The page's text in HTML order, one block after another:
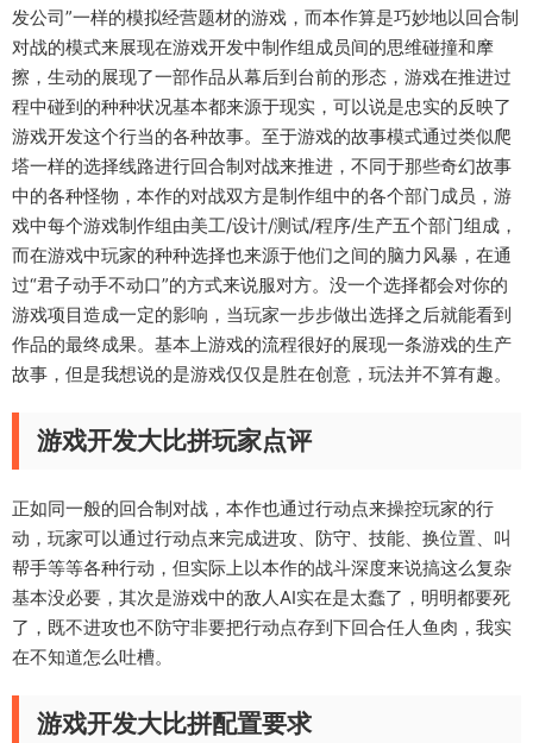
发公司”一样的模拟经营题材的游戏，而本作算是巧妙地以回合制
对战的模式来展现在游戏开发中制作组成员间的思维碰撞和摩
擦，生动的展现了一部作品从幕后到台前的形态，游戏在推进过
程中碰到的种种状况基本都来源于现实，可以说是忠实的反映了
游戏开发这个行当的各种故事。至于游戏的故事模式通过类似爬
塔一样的选择线路进行回合制对战来推进，不同于那些奇幻故事
中的各种怪物，本作的对战双方是制作组中的各个部门成员，游
戏中每个游戏制作组由美工/设计/测试/程序/生产五个部门组成，
而在游戏中玩家的种种选择也来源于他们之间的脑力风暴，在通
过“君子动手不动口”的方式来说服对方。没一个选择都会对你的
游戏项目造成一定的影响，当玩家一步步做出选择之后就能看到
作品的最终成果。基本上游戏的流程很好的展现一条游戏的生产
故事，但是我想说的是游戏仅仅是胜在创意，玩法并不算有趣。
游戏开发大比拼玩家点评
正如同一般的回合制对战，本作也通过行动点来操控玩家的行
动，玩家可以通过行动点来完成进攻、防守、技能、换位置、叫
帮手等等各种行动，但实际上以本作的战斗深度来说搞这么复杂
基本没必要，其次是游戏中的敌人AI实在是太蠢了，明明都要死
了，既不进攻也不防守非要把行动点存到下回合任人鱼肉，我实
在不知道怎么吐槽。
游戏开发大比拼配置要求